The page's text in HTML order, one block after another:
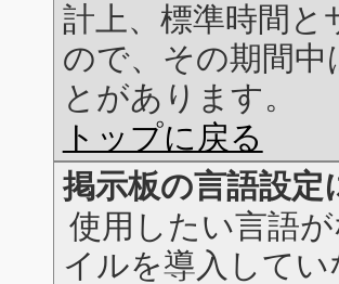
計上、標準時間
ので、その期間
とがあります。
トップに戻る
掲示板の言語設
使用したい言語
イルを導入して